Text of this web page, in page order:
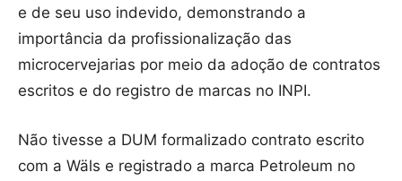
e de seu uso indevido, demonstrando a
importância da profissionalização das
microcervejarias por meio da adoção de contratos
escritos e do registro de marcas no INPI.
Não tivesse a DUM formalizado contrato escrito
com a Wäls e registrado a marca Petroleum no